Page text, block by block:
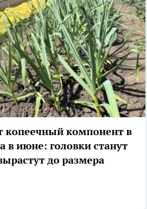
копеечный компонент в
в июне: головки станут
до размера